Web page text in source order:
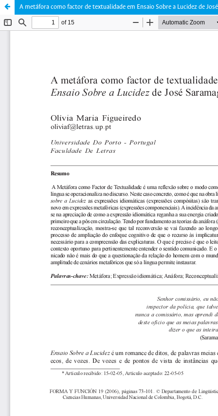
A metáfora como factor de textualidade em Ensaio Sobre a Lucidez de